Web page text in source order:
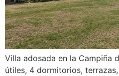
Villa adosada en la Campiña
útiles, 4 dormitorios,